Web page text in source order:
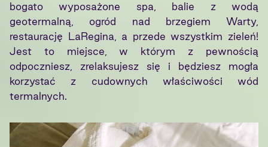
bogato wyposażone spa, balie z wodą
geotermalną, ogród nad brzegiem Warty,
restaurację LaRegina, a przede wszystkim zieleń!
Jest to miejsce, w którym z pewnością
odpoczniesz, zrelaksujesz się i będziesz mogła
korzystać z cudownych właściwości wód
termalnych.